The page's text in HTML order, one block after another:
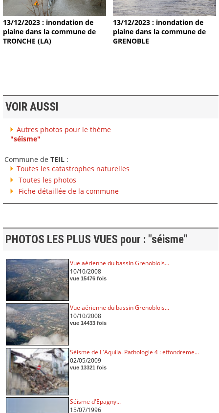
13/12/2023 : inondation de
plaine dans la commune de
TRONCHE (LA)
13/12/2023 : inondation de
plaine dans la commune de
GRENOBLE
VOIR AUSSI
Autres photos pour le thème
"séisme"
Commune de TEIL:
Toutes les catastrophes naturelles
Toutes les photos
Fiche détaillée de la commune
PHOTOS LES PLUS VUES pour : "séisme"
Vue aérienne du bassin Grenoblois...
10/10/2008
vue 15476 fois
Vue aérienne du bassin Grenoblois...
10/10/2008
vue 14433 fois
Séisme de L'Aquila. Pathologie 4 : effondreme...
02/05/2009
vue 13321 fois
Séisme d'Epagny...
15/07/1996